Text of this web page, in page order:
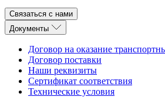
Связаться с нами
Документы
Договор на оказание
Договор поставки
Наши реквизиты
Сертификат соответствия
Технические условия